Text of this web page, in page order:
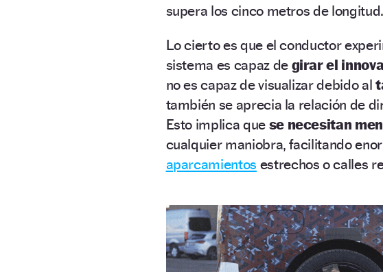
supera los cinco metros de longitud.
Lo cierto es que el conductor
sistema es capaz de girar el
no es capaz de visualizar debido al
también se aprecia la relación de
Esto implica que se necesitan
cualquier maniobra, facilitando
aparcamientos estrechos o calles